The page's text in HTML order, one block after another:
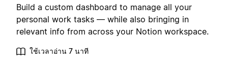
Build a custom dashboard to manage all your
personal work tasks — while also bringing in
relevant info from across your Notion workspace.
ใช้เวลาอ่าน 7 นาที